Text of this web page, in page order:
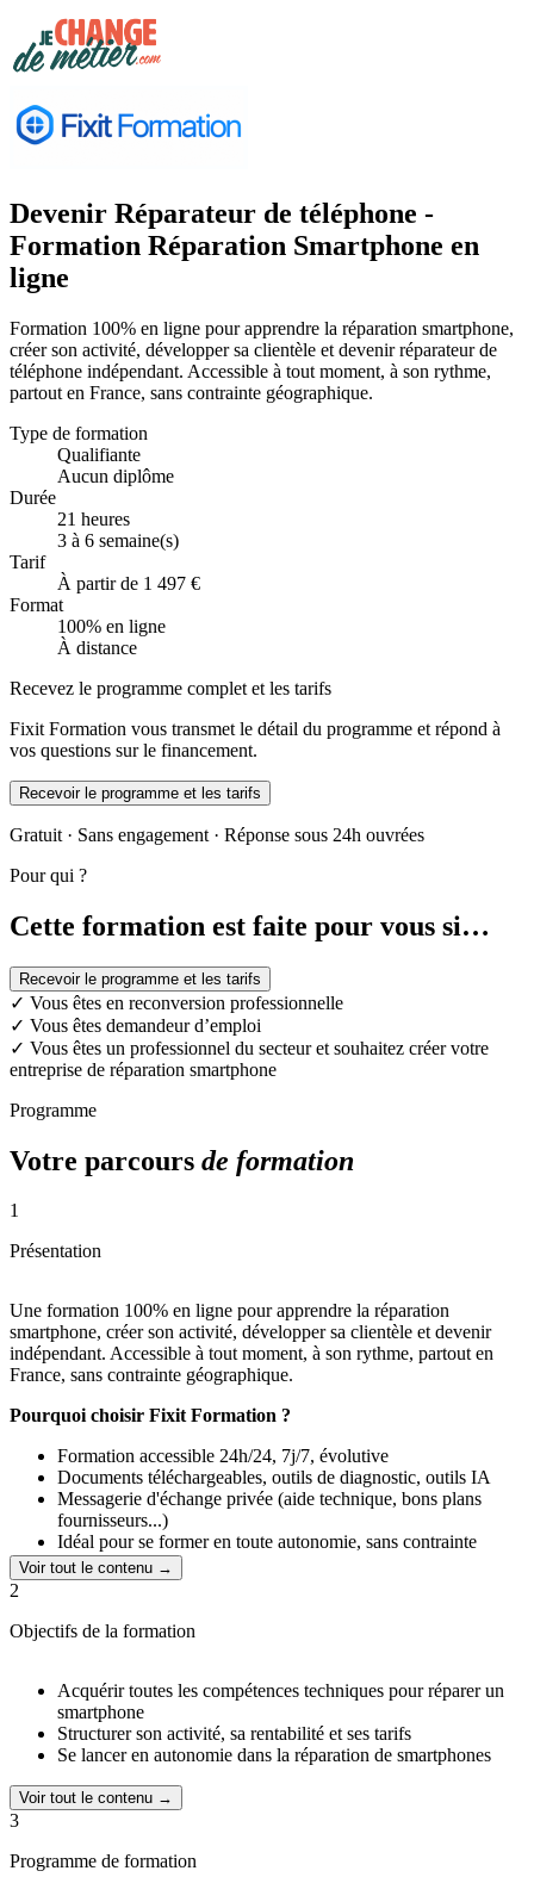
Devenir Réparateur de téléphone -
Formation Réparation Smartphone en
ligne
Formation 100% en ligne pour apprendre la réparation smartphone,
créer son activité, développer sa clientèle et devenir réparateur de
téléphone indépendant. Accessible à tout moment, à son rythme,
partout en France, sans contrainte géographique.
Type de formation
Qualifiante
Aucun diplôme
Durée
21 heures
3 à 6 semaine(s)
Tarif
À partir de 1 497 €
Format
100% en ligne
À distance
Recevez le programme complet et les tarifs
Fixit Formation vous transmet le détail du programme et répond à
vos questions sur le financement.
Recevoir le programme et les tarifs
Gratuit · Sans engagement · Réponse sous 24h ouvrées
Pour qui ?
Cette formation est faite pour vous si…
Recevoir le programme et les tarifs
✓ Vous êtes en reconversion professionnelle
✓ Vous êtes demandeur d’emploi
✓ Vous êtes un professionnel du secteur et souhaitez créer votre
entreprise de réparation smartphone
Programme
Votre parcours de formation
1
Présentation
Une formation 100% en ligne pour apprendre la réparation
smartphone, créer son activité, développer sa clientèle et devenir
indépendant. Accessible à tout moment, à son rythme, partout en
France, sans contrainte géographique.
Pourquoi choisir Fixit Formation ?
Formation accessible 24h/24, 7j/7, évolutive
Documents téléchargeables, outils de diagnostic, outils IA
Messagerie d'échange privée (aide technique, bons plans
fournisseurs...)
Idéal pour se former en toute autonomie, sans contrainte
géographique
Voir tout le contenu →
2
Objectifs de la formation
Acquérir toutes les compétences techniques pour réparer un
smartphone
Structurer son activité, sa rentabilité et ses tarifs
Se lancer en autonomie dans la réparation de smartphones
Voir tout le contenu →
3
Programme de formation